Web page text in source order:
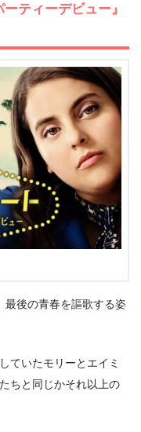
ティーデビュー』
最後の青春を謳歌する姿
ていたモリーとエイミ
ちと同じかそれ以上の